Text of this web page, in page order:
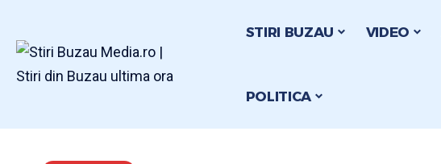
STIRI BUZAU VIDEO
POLITICA